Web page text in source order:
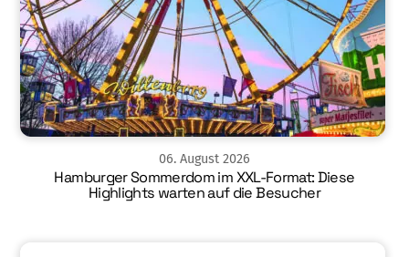
06. August 2026
Hamburger Sommerdom im XXL-Format: Diese
Highlights warten auf die Besucher